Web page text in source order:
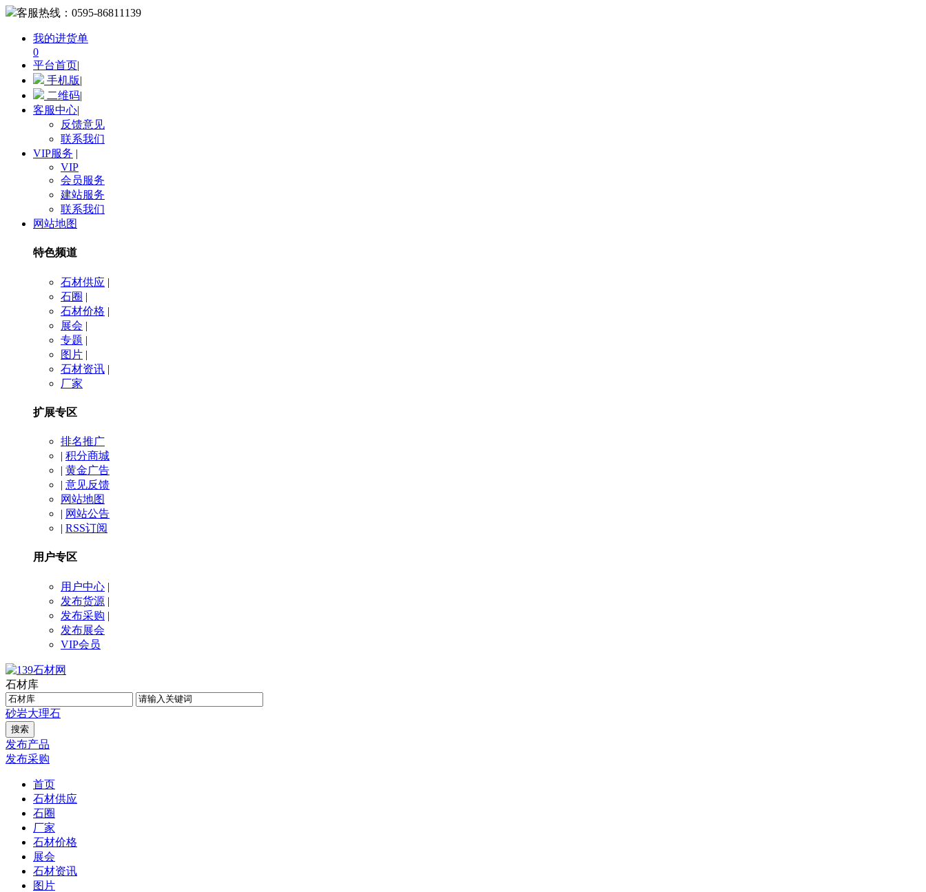
客服热线： 0595-86811139
我的进货单
0
平台首页|
手机版|
二维码|
客服中心|
反馈意见
联系我们
VIP服务 |
VIP
会员服务
建站服务
联系我们
网站地图
特色频道
石材供应 |
石圈 |
石材价格 |
展会 |
专题 |
图片 |
石材资讯 |
厂家
扩展专区
排名推广
| 积分商城
| 黄金广告
| 意见反馈
网站地图
| 网站公告
| RSS订阅
用户专区
用户中心 |
发布货源 |
发布采购 |
发布展会
VIP会员
石材库
砂岩大理石
发布产品
发布采购
首页
石材供应
石圈
厂家
石材价格
展会
石材资讯
图片